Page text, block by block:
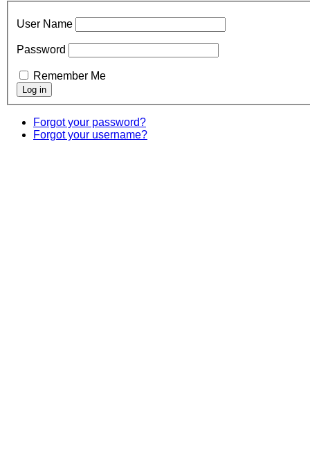
User Name
Password
Remember Me
Forgot your password?
Forgot your username?